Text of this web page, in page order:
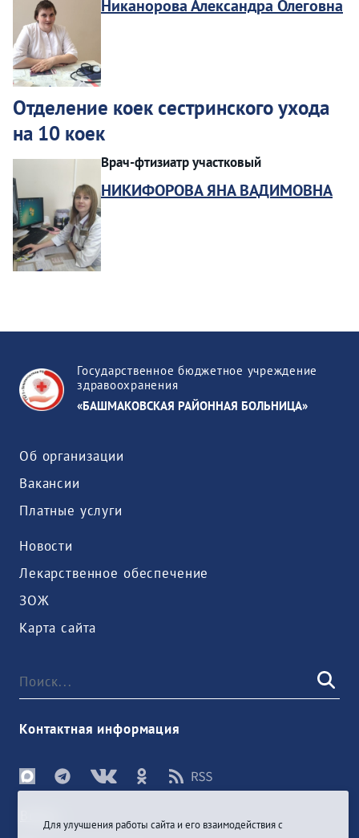
Никанорова Александра Олеговна
Отделение коек сестринского ухода
на 10 коек
Врач-фтизиатр участковый
НИКИФОРОВА ЯНА ВАДИМОВНА
Государственное бюджетное учреждение
здравоохранения
«БАШМАКОВСКАЯ РАЙОННАЯ БОЛЬНИЦА»
Об организации
Вакансии
Платные услуги
Новости
Лекарственное обеспечение
ЗОЖ
Карта сайта
Контактная информация
Для улучшения работы сайта и его взаимодействия с